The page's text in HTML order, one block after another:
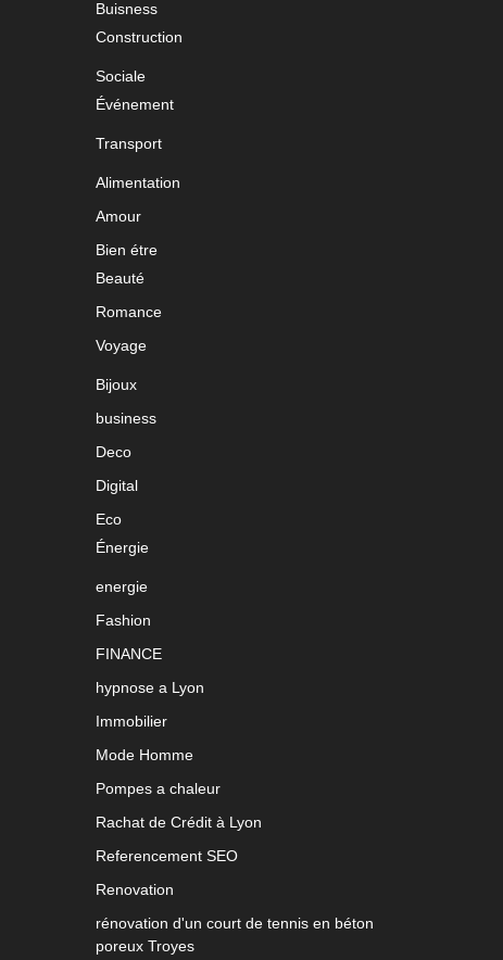
Buisness
Construction
Sociale
Événement
Transport
Alimentation
Amour
Bien étre
Beauté
Romance
Voyage
Bijoux
business
Deco
Digital
Eco
Énergie
energie
Fashion
FINANCE
hypnose a Lyon
Immobilier
Mode Homme
Pompes a chaleur
Rachat de Crédit à Lyon
Referencement SEO
Renovation
rénovation d'un court de tennis en béton
poreux Troyes